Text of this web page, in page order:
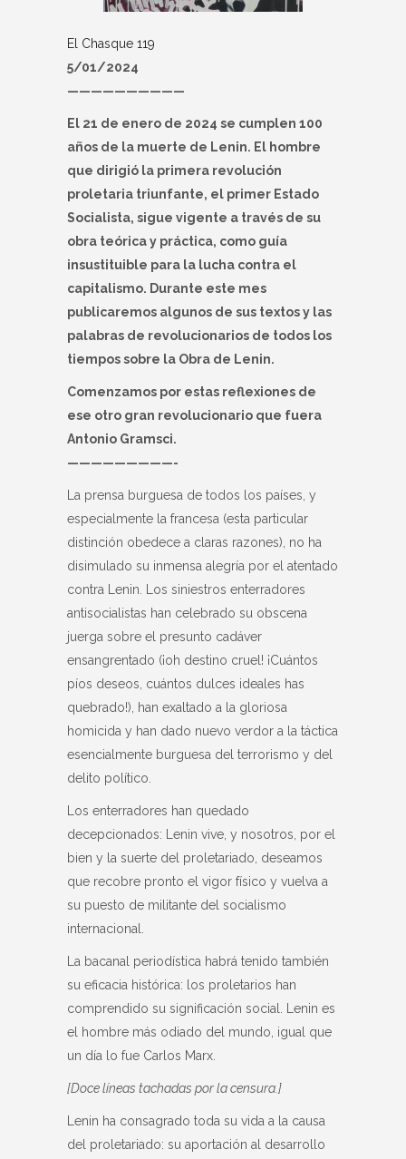
El Chasque 119
5/01/2024
——————————
El 21 de enero de 2024 se cumplen 100
años de la muerte de Lenin. El hombre
que dirigió la primera revolución
proletaria triunfante, el primer Estado
Socialista, sigue vigente a través de su
obra teórica y práctica, como guía
insustituible para la lucha contra el
capitalismo. Durante este mes
publicaremos algunos de sus textos y las
palabras de revolucionarios de todos los
tiempos sobre la Obra de Lenin.
Comenzamos por estas reflexiones de
ese otro gran revolucionario que fuera
Antonio Gramsci.
—————————-
La prensa burguesa de todos los países, y
especialmente la francesa (esta particular
distinción obedece a claras razones), no ha
disimulado su inmensa alegría por el atentado
contra Lenin. Los siniestros enterradores
antisocialistas han celebrado su obscena
juerga sobre el presunto cadáver
ensangrentado (¡oh destino cruel! ¡Cuántos
píos deseos, cuántos dulces ideales has
quebrado!), han exaltado a la gloriosa
homicida y han dado nuevo verdor a la táctica
esencialmente burguesa del terrorismo y del
delito político.
Los enterradores han quedado
decepcionados: Lenin vive, y nosotros, por el
bien y la suerte del proletariado, deseamos
que recobre pronto el vigor físico y vuelva a
su puesto de militante del socialismo
internacional.
La bacanal periodística habrá tenido también
su eficacia histórica: los proletarios han
comprendido su significación social. Lenin es
el hombre más odiado del mundo, igual que
un día lo fue Carlos Marx.
[Doce líneas tachadas por la censura.]
Lenin ha consagrado toda su vida a la causa
del proletariado: su aportación al desarrollo